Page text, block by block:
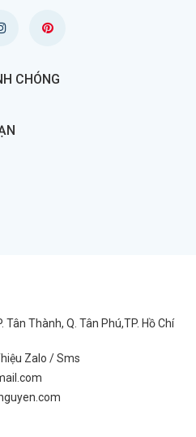
CHÓNG
Tân Thành, Q. Tân Phú,TP. Hồ Chí
Zalo / Sms